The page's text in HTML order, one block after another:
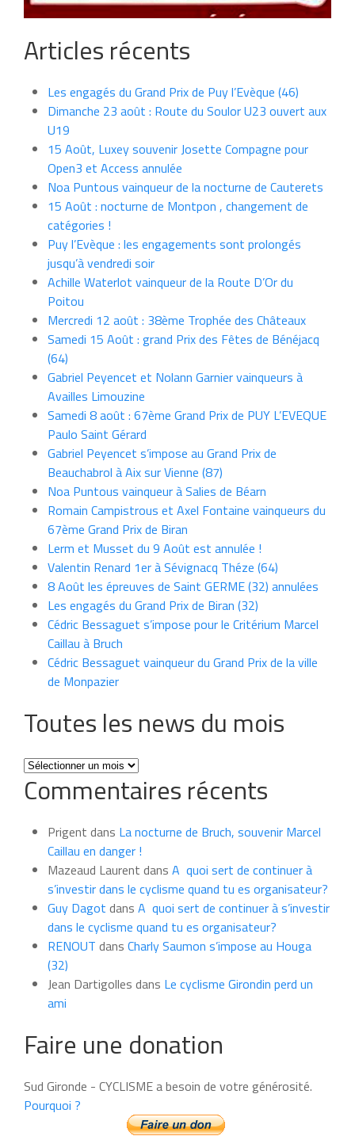
Articles récents
Les engagés du Grand Prix de Puy l’Evèque (46)
Dimanche 23 août : Route du Soulor U23 ouvert aux
U19
15 Août, Luxey souvenir Josette Compagne pour
Open3 et Access annulée
Noa Puntous vainqueur de la nocturne de Cauterets
15 Août : nocturne de Montpon , changement de
catégories !
Puy l’Evèque : les engagements sont prolongés
jusqu’à vendredi soir
Achille Waterlot vainqueur de la Route D’Or du
Poitou
Mercredi 12 août : 38ème Trophée des Châteaux
Samedi 15 Août : grand Prix des Fêtes de Bénéjacq
(64)
Gabriel Peyencet et Nolann Garnier vainqueurs à
Availles Limouzine
Samedi 8 août : 67ème Grand Prix de PUY L’EVEQUE
Paulo Saint Gérard
Gabriel Peyencet s’impose au Grand Prix de
Beauchabrol à Aix sur Vienne (87)
Noa Puntous vainqueur à Salies de Béarn
Romain Campistrous et Axel Fontaine vainqueurs du
67ème Grand Prix de Biran
Lerm et Musset du 9 Août est annulée !
Valentin Renard 1er à Sévignacq Théze (64)
8 Août les épreuves de Saint GERME (32) annulées
Les engagés du Grand Prix de Biran (32)
Cédric Bessaguet s’impose pour le Critérium Marcel
Caillau à Bruch
Cédric Bessaguet vainqueur du Grand Prix de la ville
de Monpazier
Toutes les news du mois
Toutes
les
news
mois
Commentaires récents
Prigent dans La nocturne de Bruch, souvenir Marcel
Caillau en danger !
Mazeaud Laurent dans A quoi sert de continuer à
s’investir dans le cyclisme quand tu es organisateur?
Guy Dagot dans A quoi sert de continuer à s’investir
dans le cyclisme quand tu es organisateur?
RENOUT dans Charly Saumon s’impose au Houga
(32)
Jean Dartigolles dans Le cyclisme Girondin perd un
ami
Faire une donation
Sud Gironde - CYCLISME a besoin de votre générosité.
Pourquoi ?